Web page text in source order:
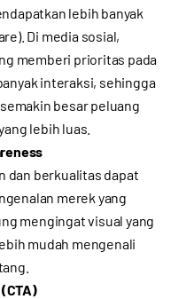
lebih banyak
Di media sosial,
memberi prioritas pada
interaksi, sehingga
besar peluang
lebih luas.
dan berkualitas dapat
merek yang
mengingat visual yang
mudah mengenali